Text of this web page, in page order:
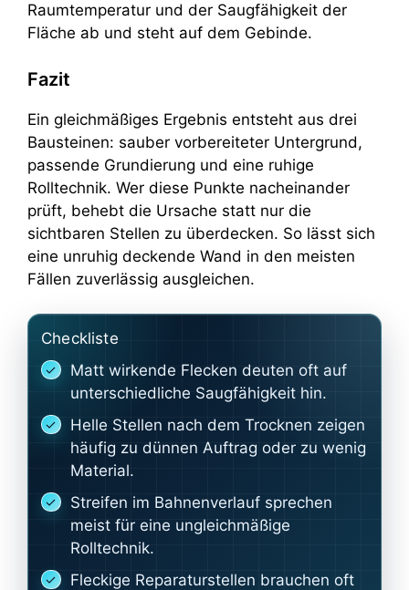
Raumtemperatur und der Saugfähigkeit der
Fläche ab und steht auf dem Gebinde.
Fazit
Ein gleichmäßiges Ergebnis entsteht aus drei
Bausteinen: sauber vorbereiteter Untergrund,
passende Grundierung und eine ruhige
Rolltechnik. Wer diese Punkte nacheinander
prüft, behebt die Ursache statt nur die
sichtbaren Stellen zu überdecken. So lässt sich
eine unruhig deckende Wand in den meisten
Fällen zuverlässig ausgleichen.
Checkliste
Matt wirkende Flecken deuten oft auf
unterschiedliche Saugfähigkeit hin.
Helle Stellen nach dem Trocknen zeigen
häufig zu dünnen Auftrag oder zu wenig
Material.
Streifen im Bahnenverlauf sprechen
meist für eine ungleichmäßige
Rolltechnik.
Fleckige Reparaturstellen brauchen oft